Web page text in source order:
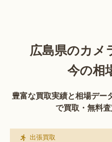
広島県のカメ
今の相
豊富な買取実績と相場デー
で買取・無料査
出張買取